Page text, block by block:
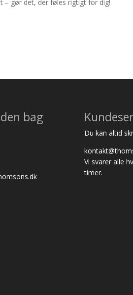
– gør det, der føles rigtigt for dig!
bag
Du kan altid
Vi svarer alle
timer.